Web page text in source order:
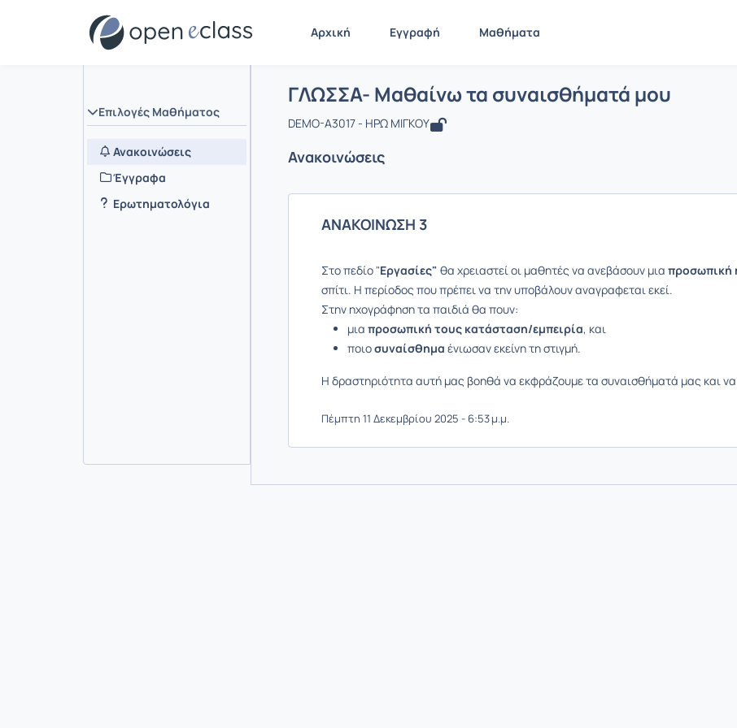
Αρχική Εγγραφή Μαθήματα
Επιλογές Μαθήματος
Ανακοινώσεις
Έγγραφα
Ερωτηματολόγια
Μάθημα : ΓΛΩΣΣΑ- Μαθαίνω τα συναισθήματά
ΓΛΩΣΣΑ- Μαθαίνω τα συναισθήματά μου
DEMO-A3017 - ΗΡΩ ΜΙΓΚΟΥ
Ανακοινώσεις
ΑΝΑΚΟΙΝΩΣΗ 3
Στο πεδίο "Εργασίες" θα χρειαστεί οι μαθητές να ανεβάσουν μια προσωπική
σπίτι. Η περίοδος που πρέπει να την υποβάλουν αναγραφεται εκεί.
Στην ηχογράφηση τα παιδιά θα πουν:
μια προσωπική τους κατάσταση/εμπειρία, και
ποιοσυναίσθημα ένιωσαν εκείνη τη στιγμή.
Η δραστηριότητα αυτή μας βοηθά να εκφράζουμε τα συναισθήματά μας και
Πέμπτη 11 Δεκεμβρίου 2025 - 6:53 μ.μ.